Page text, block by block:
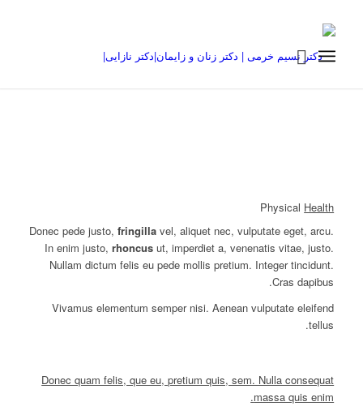
Physical Health
Donec pede justo,fringilla vel, aliquet nec, vulputate eget, arcu.
In enim justo,rhoncus ut, imperdiet a, venenatis vitae, justo.
Nullam dictum felis eu pede mollis pretium. Integer tincidunt.
Cras dapibus.
Vivamus elementum semper nisi. Aenean vulputate eleifend
tellus.
Donec quam felis, que eu, pretium quis, sem. Nulla consequat
massa quis enim.